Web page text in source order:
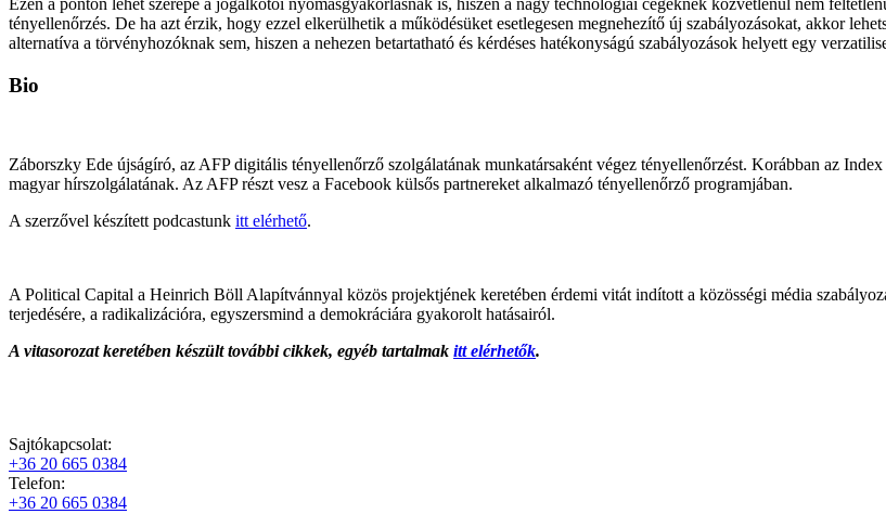
Ezen a ponton lehet szerepe a jogalkotói nyomásgyakorlásnak is, hiszen a nagy technológiai cégeknek közvetlenül nem
tényellenőrzés. De ha azt érzik, hogy ezzel elkerülhetik a működésüket esetlegesen megnehezítő új szabályozásokat, akkor
alternatíva a törvényhozóknak sem, hiszen a nehezen betartatható és kérdéses hatékonyságú szabályozások helyett egy
Bio
Záborszky Ede újságíró, az AFP digitális tényellenőrző szolgálatának munkatársaként végez tényellenőrzést. Korábban az
magyar hírszolgálatának. Az AFP részt vesz a Facebook külsős partnereket alkalmazó tényellenőrző programjában.
A szerzővel készített podcastunk itt elérhető.
A Political Capital a Heinrich Böll Alapítvánnyal közös projektjének keretében érdemi vitát indított a közösségi média
terjedésére, a radikalizációra, egyszersmind a demokráciára gyakorolt hatásairól.
A vitasorozat keretében készült további cikkek, egyéb tartalmak itt elérhetők.
Sajtókapcsolat:
+36 20 665 0384
Telefon:
+36 20 665 0384